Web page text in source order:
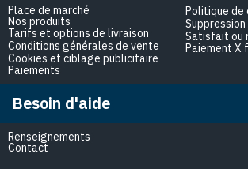
Place de marché
Nos produits
Tarifs et options de livraison
Conditions générales de vente
Cookies et ciblage publicitaire
Paiements
Politique
Satisfait ou
Paiement X
Besoin d'aide
Renseignements
Contact